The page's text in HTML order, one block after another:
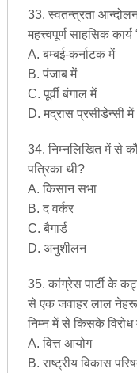
33. स्वतन्त्रता
महत्त्वपूर्ण साहसिक
A. बम्बई-कर्नाटक में
B. पंजाब में
C. पूर्वी बंगाल में
D. मद्रास प्रसीडेन्सी में
34. निम्नलिखित में से
पत्रिका थी?
A. किसान सभा
B. द वर्कर
C. बैगार्ड
D. अनुशीलन
35. कांग्रेस पार्टी के
से एक जवाहर लाल नेहरू
निम्न में से किसके विरोध
A. वित्त आयोग
B. राष्ट्रीय विकास